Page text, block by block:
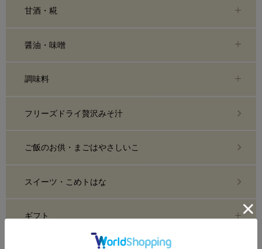
甘酒・糀
醤油・味噌
調味料
フリーズドライ贅沢みそ汁
ご飯のお供・まごはやさしいこ
スイーツ・こめトはな
ギフト